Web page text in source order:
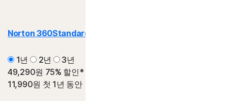
Norton 360Standard | 스탠다드
1년 2년
3년
49,290원 75% 할인*
11,990원 첫 1년 동안